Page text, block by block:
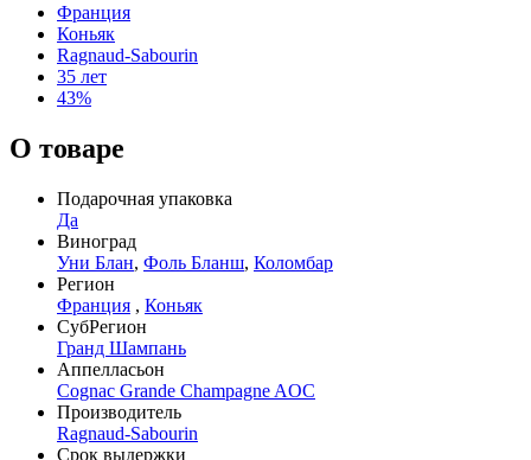
Франция
Коньяк
Ragnaud-Sabourin
35 лет
43%
О товаре
Подарочная упаковка
Да
Виноград
Уни Блан, Фоль Бланш, Коломбар
Регион
Франция , Коньяк
СубРегион
Гранд Шампань
Аппелласьон
Cognac Grande Champagne AOC
Производитель
Ragnaud-Sabourin
Срок выдержки